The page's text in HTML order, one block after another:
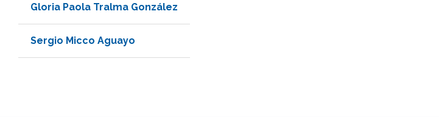
Gloria Paola Tralma González
Sergio Micco Aguayo